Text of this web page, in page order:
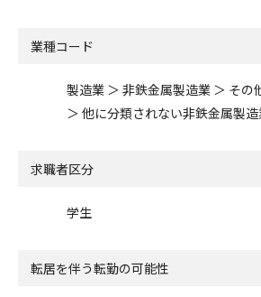
業種コード
製造業 ＞ 非鉄金属製造業 ＞ その
＞ 他に分類されない非鉄金属製
求職者区分
学生
転居を伴う転勤の可能性